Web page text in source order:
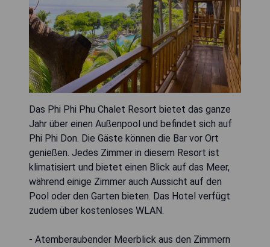
Das Phi Phi Phu Chalet Resort bietet das ganze
Jahr über einen Außenpool und befindet sich auf
Phi Phi Don. Die Gäste können die Bar vor Ort
genießen. Jedes Zimmer in diesem Resort ist
klimatisiert und bietet einen Blick auf das Meer,
während einige Zimmer auch Aussicht auf den
Pool oder den Garten bieten. Das Hotel verfügt
zudem über kostenloses WLAN.
- Atemberaubender Meerblick aus den Zimmern